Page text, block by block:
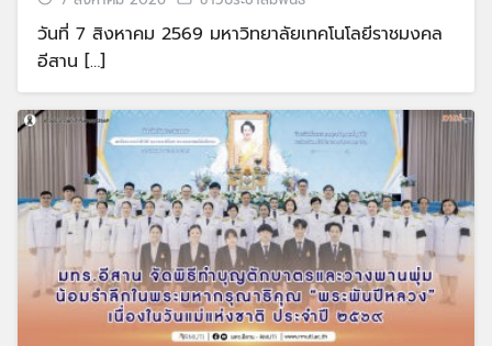
วันที่ 7 สิงหาคม 2569 มหาวิทยาลัยเทคโนโลยีราชมงคล
อีสาน […]